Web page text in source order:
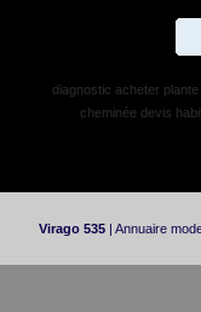
diagnostic acheter plante
cheminée devis
Virago 535| Annuaire